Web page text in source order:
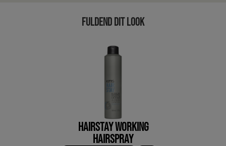
FULDEND DIT LOOK
HAIRSTAY WORKING
HAIRSPRAY